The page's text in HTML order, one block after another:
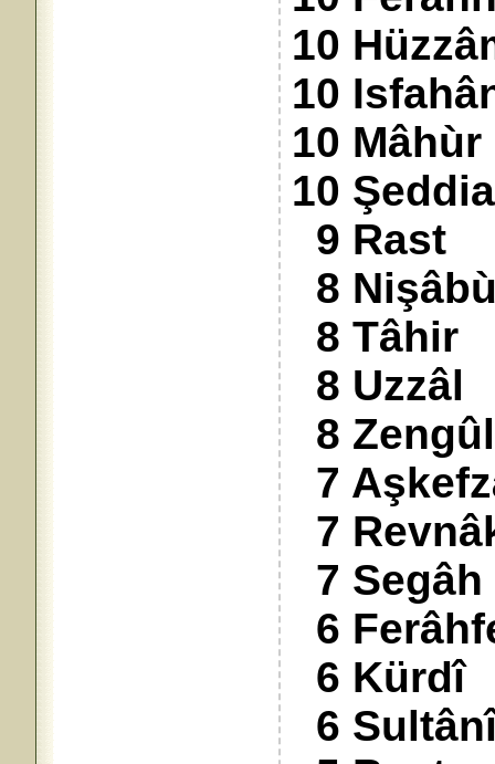
10
10
10 Mâhùr
10
9 Rast
8
8 Tâhir
8 Uzzâl
8
7
7
7 Segâh
6
6 Kürdî
6